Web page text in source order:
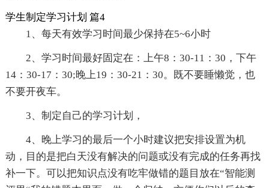
学生制定学习计划 篇4
1、每天有效学习时间最少保持在5~6小时
2、学习时间最好固定在：上午8：30-11：30，下午
14：30-17：30;晚上19：30-21：30。既不要睡懒觉，也
不要开夜车。
3、制定自己的学习计划，
4、晚上学习的最后一个小时建议把安排设置为机
动，目的是把白天没有解决的问题或没有完成的任务再找
补一下。可以把知识点没有吃牢做错的题目放在“智能测